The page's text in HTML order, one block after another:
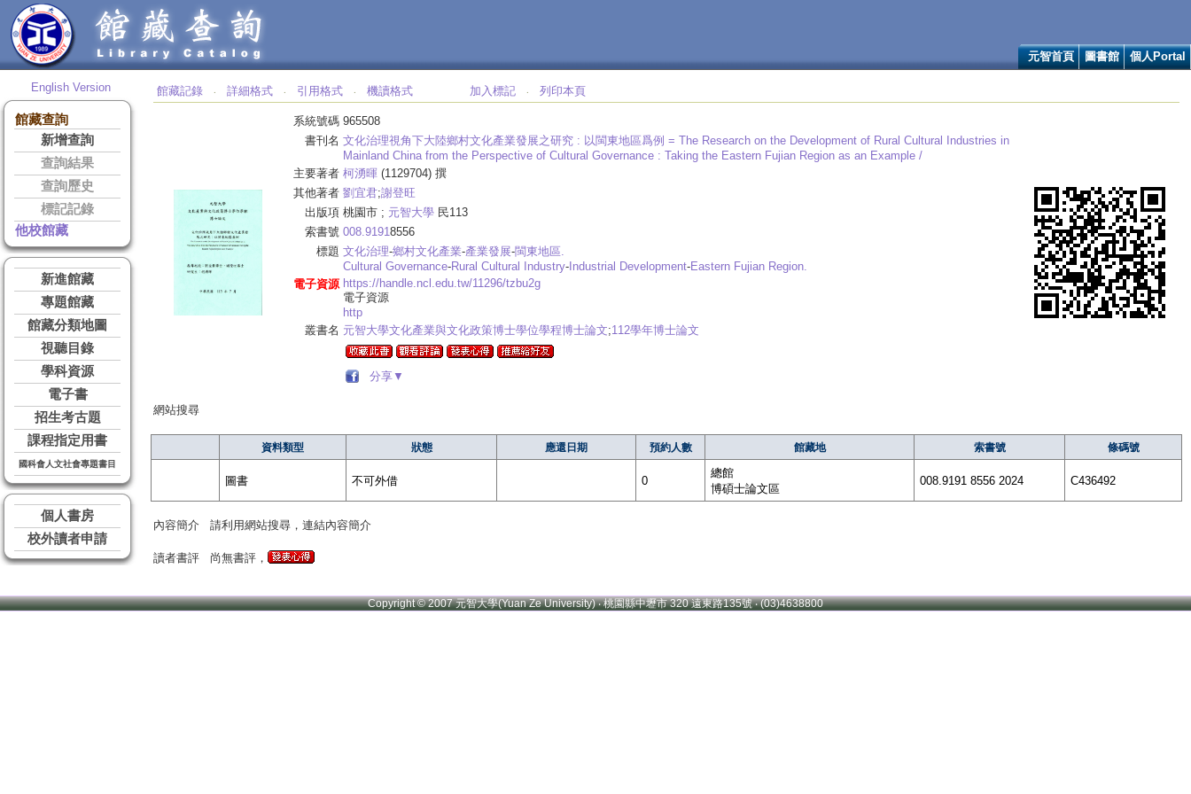
元智首頁 圖書館 個人Portal
English Version
館藏查詢
新增查詢
查詢結果
查詢歷史
標記記錄
他校館藏
新進館藏
專題館藏
館藏分類地圖
視聽目錄
學科資源
電子書
招生考古題
課程指定用書
國科會人文社會專題書目
個人書房
校外讀者申請
館藏記錄 ‧ 詳細格式 ‧ 引用格式 ‧ 機讀格式 加入標記 ‧ 列印本頁
系統號碼 965508
書刊名 文化治理視角下大陸鄉村文化產業發展之研究 : 以閩東地區爲例 = The Research on the Development of Rural Cultural Industries in
Mainland China from the Perspective of Cultural Governance : Taking the Eastern Fujian Region as an Example /
主要著者 柯湧暉 (1129704) 撰
其他著者 劉宜君;謝登旺
出版項 桃園市 ; 元智大學 民113
索書號 008.91918556
標題 文化治理-鄉村文化產業-產業發展-閩東地區.
Cultural Governance-Rural Cultural Industry- Industrial Development-Eastern Fujian Region.
電子資源 https://handle.ncl.edu.tw/11296/tzbu2g
電子資源
http
叢書名 元智大學文化產業與文化政策博士學位學程博士論文;112學年博士論文
分享▼
網站搜尋
資料類型 狀態 應還日期 預約人數 館藏地 索書號 條碼號
圖書 不可外借 0
總館
博碩士論文區
008.9191 8556 2024 C436492
內容簡介 請利用網站搜尋，連結內容簡介
讀者書評 尚無書評，
Copyright © 2007 元智大學(Yuan Ze University) ‧ 桃園縣中壢市 320 遠東路135號 ‧ (03)4638800